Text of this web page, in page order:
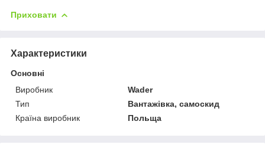
Приховати
Характеристики
Основні
Виробник
Wader
Тип
Вантажівка, самоскид
Країна виробник
Польща